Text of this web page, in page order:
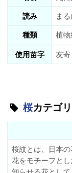
読み
ま
種類
植
使用苗字
友寄
桜カテゴ
桜紋とは、日本
花をモチーフと